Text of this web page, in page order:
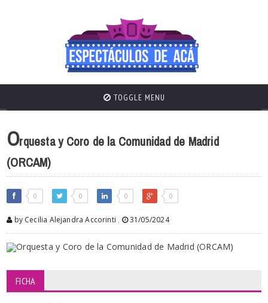
TOGGLE MENU
Orquesta y Coro de la Comunidad de Madrid
(ORCAM)
0 0 0 0
by Cecilia Alejandra Accorinti , 31/05/2024
FICHA